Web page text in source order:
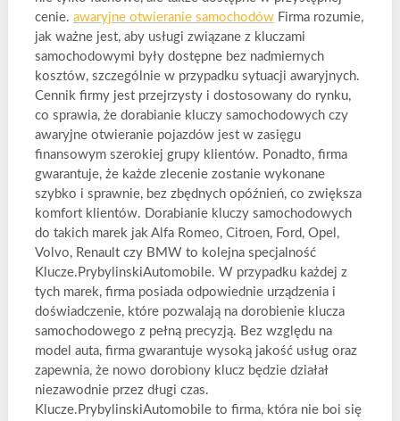
cenie. awaryjne otwieranie samochodówFirma rozumie,
jak ważne jest, aby usługi związane z kluczami
samochodowymi były dostępne bez nadmiernych
kosztów, szczególnie w przypadku sytuacji awaryjnych.
Cennik firmy jest przejrzysty i dostosowany do rynku,
co sprawia, że dorabianie kluczy samochodowych czy
awaryjne otwieranie pojazdów jest w zasięgu
finansowym szerokiej grupy klientów. Ponadto, firma
gwarantuje, że każde zlecenie zostanie wykonane
szybko i sprawnie, bez zbędnych opóźnień, co zwiększa
komfort klientów. Dorabianie kluczy samochodowych
do takich marek jak Alfa Romeo, Citroen, Ford, Opel,
Volvo, Renault czy BMW to kolejna specjalność
Klucze.PrybylinskiAutomobile. W przypadku każdej z
tych marek, firma posiada odpowiednie urządzenia i
doświadczenie, które pozwalają na dorobienie klucza
samochodowego z pełną precyzją. Bez względu na
model auta, firma gwarantuje wysoką jakość usług oraz
zapewnia, że nowo dorobiony klucz będzie działał
niezawodnie przez długi czas.
Klucze.PrybylinskiAutomobile to firma, która nie boi się